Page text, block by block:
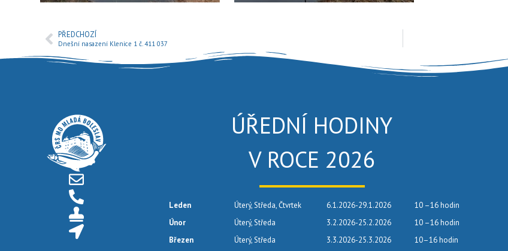
PŘEDCHOZÍ
Dnešní nasazení Klenice 1 č. 411 037
ÚŘEDNÍ HODINY
V ROCE 2026
Leden Úterý, Středa, Čtvrtek 6.1.2026-29.1.2026
10 –16 hodin
Únor
Úterý, Středa 3.2.2026-25.2.2026
10 –16 hodin
Březen
Úterý, Středa 3.3.2026-25.3.2026 10–16 hodin